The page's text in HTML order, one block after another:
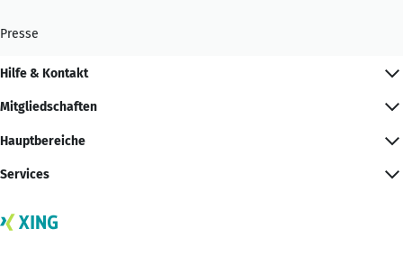
Presse
Hilfe & Kontakt
Mitgliedschaften
Hauptbereiche
Services